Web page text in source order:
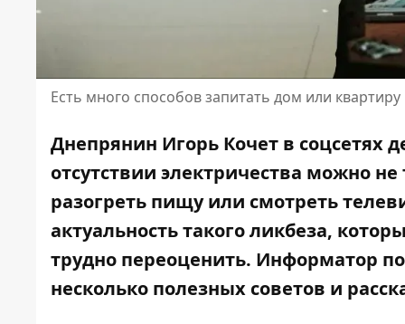
Есть много способов запитать дом или
Днепрянин Игорь Кочет в
отсутствии электричества можно не
разогреть пищу или смотреть
актуальность такого ликбеза,
трудно переоценить. Информатор
несколько полезных советов и